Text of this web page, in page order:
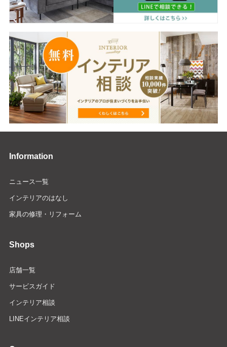
Information
ニュース一覧
インテリアのはなし
家具の修理・リフォーム
Shops
店舗一覧
サービスガイド
インテリア相談
LINEインテリア相談